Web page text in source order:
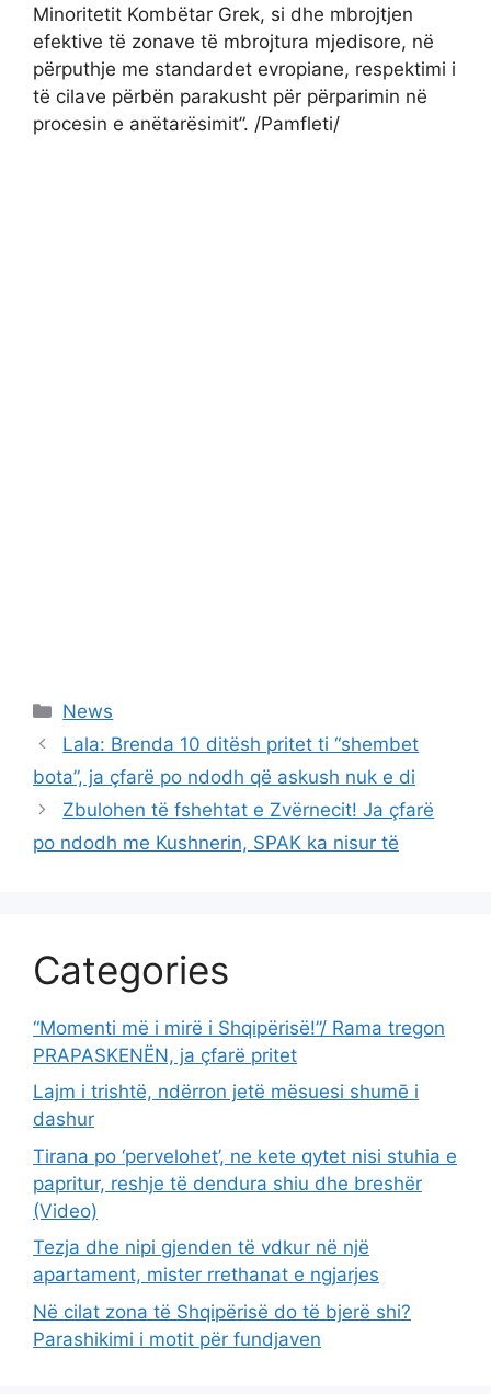
Minoritetit Kombëtar Grek, si dhe mbrojtjen
efektive të zonave të mbrojtura mjedisore, në
përputhje me standardet evropiane, respektimi i
të cilave përbën parakusht për përparimin në
procesin e anëtarësimit”. /Pamfleti/
Categories
News
Lala: Brenda 10 ditësh pritet ti “shembet
bota”, ja çfarë po ndodh që askush nuk e di
Zbulohen të fshehtat e Zvërnecit! Ja çfarë
po ndodh me Kushnerin, SPAK ka nisur të
Categories
“Momenti më i mirë i Shqipërisë!”/ Rama tregon
PRAPASKENËN, ja çfarë pritet
Lajm i trishtë, ndërron jetë mësuesi shumē i
dashur
Tirana po ‘pervelohet’, ne kete qytet nisi stuhia e
papritur, reshje të dendura shiu dhe breshër
(Video)
Tezja dhe nipi gjenden të vdkur në një
apartament, mister rrethanat e ngjarjes
Në cilat zona të Shqipërisë do të bjerë shi?
Parashikimi i motit për fundjaven